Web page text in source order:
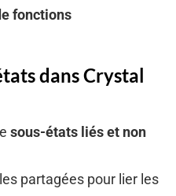
fonctions
dans Crystal
sous-états liés et non
partagées pour lier les